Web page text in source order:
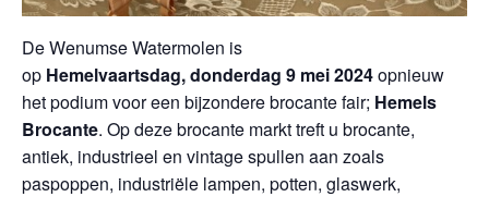
De Wenumse Watermolen is
op Hemelvaartsdag, donderdag 9 mei 2024opnieuw
het podium voor een bijzondere brocante fair; Hemels
Brocante. Op deze brocante markt treft u brocante,
antiek, industrieel en vintage spullen aan zoals
paspoppen, industriële lampen, potten, glaswerk,